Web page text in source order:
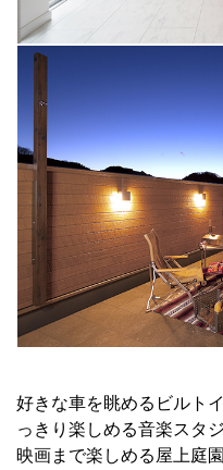
好きな車を眺めるビルト
っきり楽しめる音楽スタ
映画まで楽しめる屋上庭